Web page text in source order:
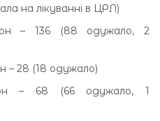
на лікуванні в ЦРЛ)
– 136 (88 одужало, 2
– 28 (18 одужало)
– 68 (66 одужало, 1